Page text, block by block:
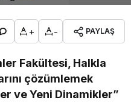
+ - PAYLAŞ
Fakültesi, Halkla
çözümlemek
ve Yeni Dinamikler”